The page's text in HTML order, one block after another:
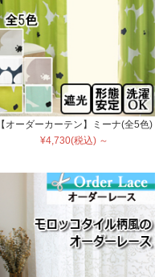
【オーダーカーテン】ミーナ(全5色)
¥4,730(税込) ～